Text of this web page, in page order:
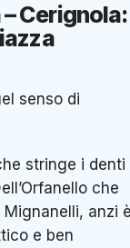
– Cerignola:
senso di
stringe i denti
che
anzi
e ben